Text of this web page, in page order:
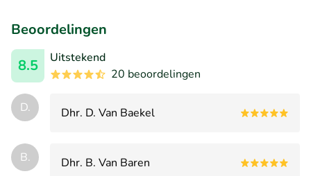
Beoordelingen
8.5
Uitstekend
20 beoordelingen
D. Dhr. D. Van Baekel
B.
Dhr. B. Van Baren